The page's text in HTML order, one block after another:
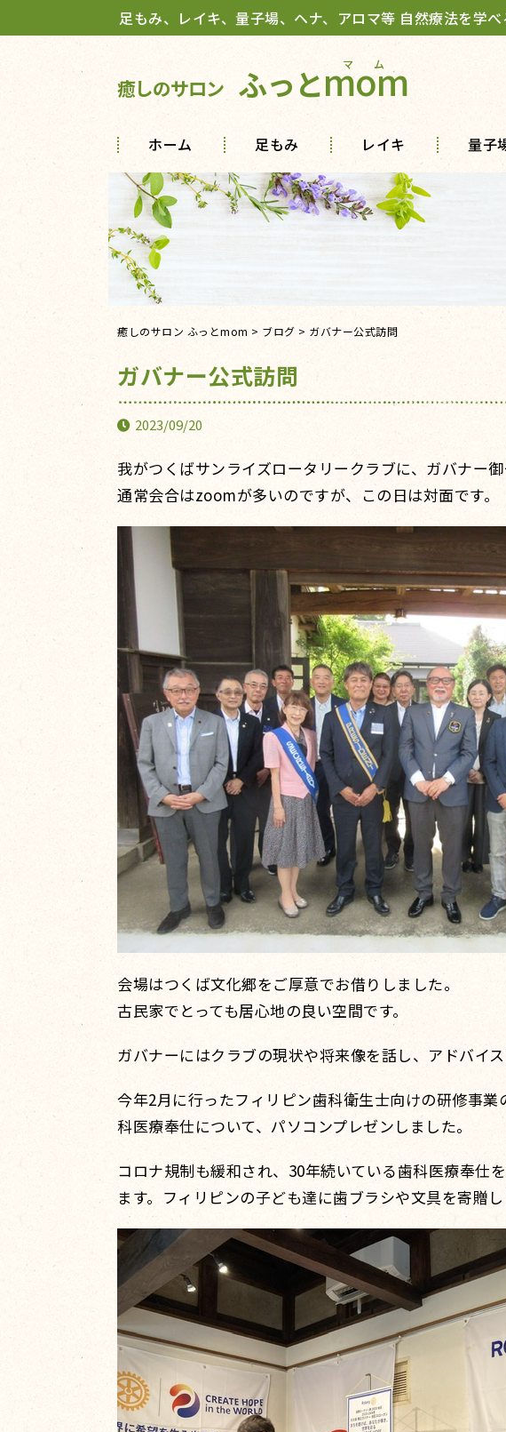
足もみ、レイキ、量子場、ヘナ、アロマ等 自然療法を学
癒しのサロン ふっとmom
ホーム 足もみ レイキ 量子
癒しのサロン ふっとmom > ブログ > ガバナー公式訪問
ガバナー公式訪問
2023/09/20
我がつくばサンライズロータリークラブに、ガバナー
通常会合はzoomが多いのですが、この日は対面です。
会場はつくば文化郷をご厚意でお借りしました。
古民家でとっても居心地の良い空間です。
ガバナーにはクラブの現状や将来像を話し、アドバイス
今年2月に行ったフィリピン歯科衛生士向けの研修事
科医療奉仕について、パソコンプレゼンしました。
コロナ規制も緩和され、30年続いている歯科医療奉仕
ます。フィリピンの子ども達に歯ブラシや文具を寄贈